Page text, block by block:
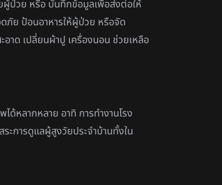
ผู้ป่วย หรือ บันทึกข้อมูลเพื่อส่งต่อให้
ภัย ป้อนอาหารให้ผู้ป่วย หรือจัด
าด เปลี่ยนผ้าปู เครื่องนอน ช่วยเหลือ
ด้หลากหลาย อาทิ การทำงานโรง
การดูแลผู้สูงวัยประจำบ้านทั้งใน